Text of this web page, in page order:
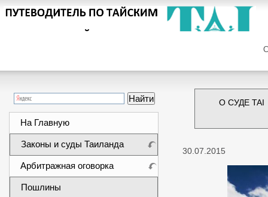
На Главную
Законы и суды Таиланда
Арбитражная оговорка
Пошлины
О СУДЕ TAI
30.07.2015